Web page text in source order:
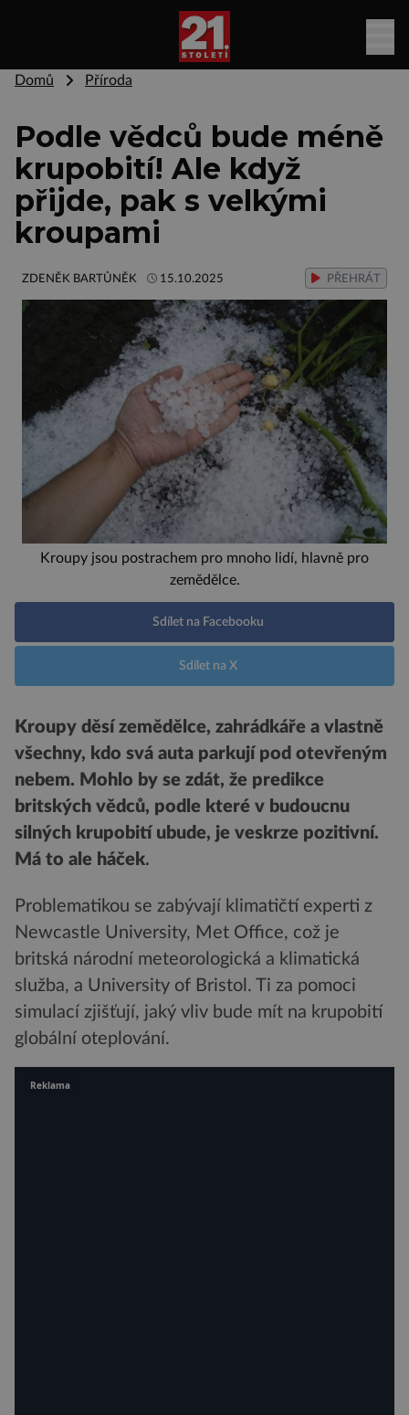
Domů Příroda
Podle vědců bude méně
krupobití! Ale když
přijde, pak s velkými
kroupami
ZDENĚK BARTŮNĚK 15.10.2025 PŘEHRÁT
Kroupy jsou postrachem pro mnoho lidí, hlavně pro
zemědělce.
Sdílet na Facebooku
Sdílet na X
Kroupy děsí zemědělce, zahrádkáře a vlastně
všechny, kdo svá auta parkují pod otevřeným
nebem. Mohlo by se zdát, že predikce
britských vědců, podle které v budoucnu
silných krupobití ubude, je veskrze pozitivní.
Má to ale háček.
Problematikou se zabývají klimatičtí experti z
Newcastle University, Met Office, což je
britská národní meteorologická a klimatická
služba, a University of Bristol. Ti za pomoci
simulací zjišťují, jaký vliv bude mít na krupobití
globální oteplování.
Reklama